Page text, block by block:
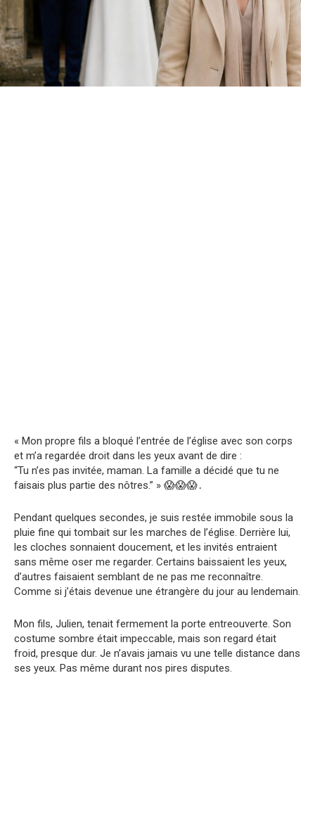
« Mon propre fils a bloqué l’entrée de l’église avec son corps
et m’a regardée droit dans les yeux avant de dire :
“Tu n’es pas invitée, maman. La famille a décidé que tu ne
faisais plus partie des nôtres.” » 😱😱😱․
Pendant quelques secondes, je suis restée immobile sous la
pluie fine qui tombait sur les marches de l’église. Derrière lui,
les cloches sonnaient doucement, et les invités entraient
sans même oser me regarder. Certains baissaient les yeux,
d’autres faisaient semblant de ne pas me reconnaître.
Comme si j’étais devenue une étrangère du jour au lendemain.
Mon fils, Julien, tenait fermement la porte entreouverte. Son
costume sombre était impeccable, mais son regard était
froid, presque dur. Je n’avais jamais vu une telle distance dans
ses yeux. Pas même durant nos pires disputes.